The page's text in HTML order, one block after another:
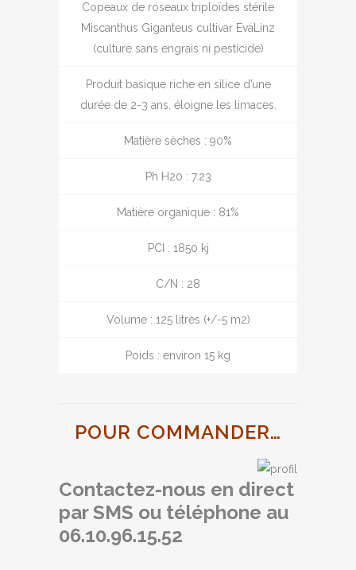
Copeaux de roseaux triploïdes stérile
Miscanthus Giganteus cultivar EvaLinz
(culture sans engrais ni pesticide)
Produit basique riche en silice d’une
durée de 2-3 ans, éloigne les limaces.
Matière sèches : 90%
Ph H20 : 7.23
Matière organique : 81%
PCI : 1850 kj
C/N : 28
Volume : 125 litres (+/-5 m2)
Poids : environ 15 kg
POUR COMMANDER…
Contactez-nous en direct
par SMS ou téléphone au
06.10.96.15.52